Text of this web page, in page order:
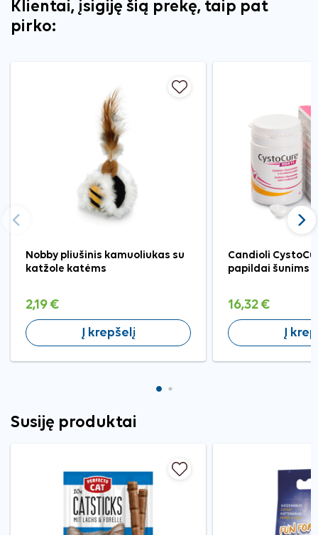
Klientai, įsigiję šią prekę, taip pat
pirko:
Nobby pliušinis kamuoliukas su
katžole katėms
2,19 €
Į krepšelį
Candioli
papildai šunims
16,32 €
Į
Ankstesnis
Susiję produktai